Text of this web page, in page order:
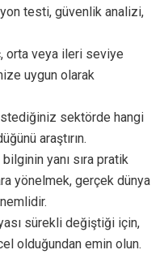
testi, güvenlik analizi,
orta veya ileri seviye
uygun olarak
sektörde hangi
araştırın.
yanı sıra pratik
yönelmek, gerçek dünya
sürekli değiştiği için,
olduğundan emin olun.